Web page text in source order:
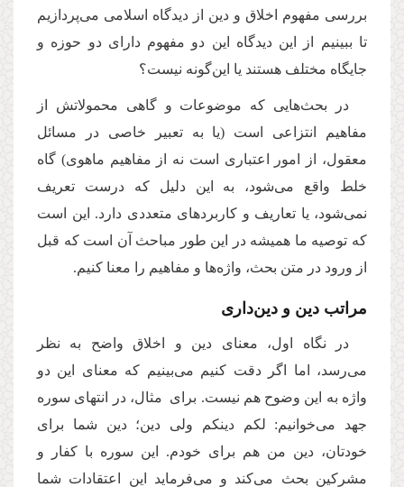
بررسی مفهوم اخلاق و دین از دیدگاه اسلامی می‌پردازیم
تا ببینیم از این دیدگاه این دو مفهوم دارای دو حوزه و
جایگاه مختلف هستند یا این‌گونه نیست؟
در بحث‌هایی که موضوعات و گاهی محمولاتش از
مفاهیم انتزاعی است (یا به تعبیر خاصی در مسائل
معقول، از امور اعتباری است نه از مفاهیم ماهوی) گاه
خلط واقع می‌شود، به این‌ دلیل که درست تعریف
نمی‌شود، یا تعاریف و کاربردهای متعددی دارد. این است
که توصیه ما همیشه در این طور مباحث آن است که قبل
از ورود در متن بحث، واژه‌ها و مفاهیم را معنا کنیم.
مراتب دین و دین‌داری
در نگاه اول، معنای دین و اخلاق واضح به نظر
می‌رسد، اما اگر دقت ‌کنیم می‌بینیم که معنای این دو
واژه به این وضوح هم نیست. برای مثال، در انتهای سوره
جهد می‌خوانیم: لکم دینکم ولی دین؛ دین شما برای
خودتان، دین من هم برای خودم. این سوره با کفار و
مشرکین بحث می‌کند و می‌فرماید این اعتقادات شما